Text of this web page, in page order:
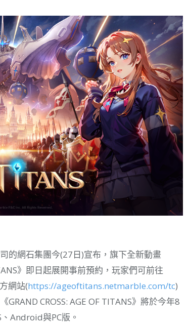
的網石集團今(27日)宣布，旗下全新動畫
》即日起展開事前預約，玩家們可前往
網站(https://ageoftitans.netmarble.com/tc)
CROSS: AGE OF TITANS》將於今年8
Android與PC版。